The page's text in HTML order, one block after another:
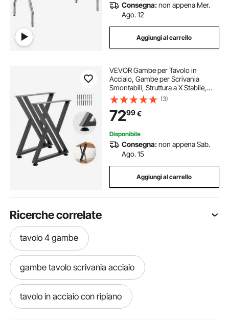
Consegna:non appena Mer.
Ago. 12
Aggiungi al carrello
VEVOR Gambe per Tavolo in
Acciaio, Gambe per Scrivania
Smontabili, Struttura a X Stabile,
Installazione Semplice, Carico
Massimo di 1000 kg, per Tavoli da
Caffè e da Bar, 74 x 61 cm, 2 Pezzi,
Nero
(3)
7299€
Disponibile
Consegna:non appena Sab.
Ago. 15
Aggiungi al carrello
Ricerche correlate
tavolo 4 gambe
gambe tavolo scrivania acciaio
tavolo in acciaio con ripiano